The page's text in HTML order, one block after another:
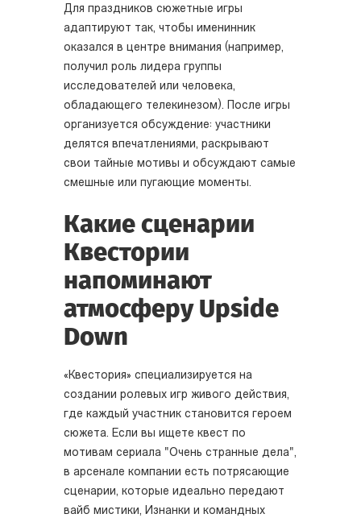
Для праздников сюжетные игры
адаптируют так, чтобы именинник
оказался в центре внимания (например,
получил роль лидера группы
исследователей или человека,
обладающего телекинезом). После игры
организуется обсуждение: участники
делятся впечатлениями, раскрывают
свои тайные мотивы и обсуждают самые
смешные или пугающие моменты.
Какие сценарии
Квестории
напоминают
атмосферу Upside
Down
«Квестория» специализируется на
создании ролевых игр живого действия,
где каждый участник становится героем
сюжета. Если вы ищете квест по
мотивам сериала "Очень странные дела",
в арсенале компании есть потрясающие
сценарии, которые идеально передают
вайб мистики, Изнанки и командных